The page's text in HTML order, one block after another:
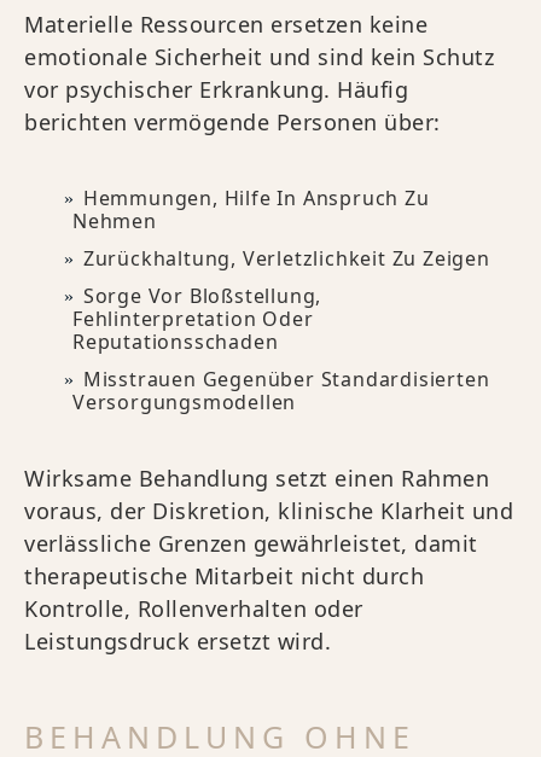
Materielle Ressourcen ersetzen keine
emotionale Sicherheit und sind kein Schutz
vor psychischer Erkrankung. Häufig
berichten vermögende Personen über:
Hemmungen, Hilfe In Anspruch Zu
Nehmen
Zurückhaltung, Verletzlichkeit Zu Zeigen
Sorge Vor Bloßstellung,
Fehlinterpretation Oder
Reputationsschaden
Misstrauen Gegenüber Standardisierten
Versorgungsmodellen
Wirksame Behandlung setzt einen Rahmen
voraus, der Diskretion, klinische Klarheit und
verlässliche Grenzen gewährleistet, damit
therapeutische Mitarbeit nicht durch
Kontrolle, Rollenverhalten oder
Leistungsdruck ersetzt wird.
BEHANDLUNG OHNE